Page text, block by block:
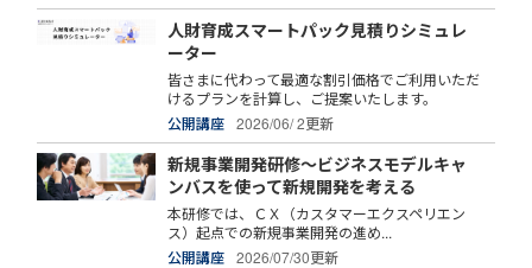
人財育成スマートパック見積りシミュレ
ーター
皆さまに代わって最適な割引価格でご利用いただ
けるプランを計算し、ご提案いたします。
公開講座
2026/06/ 2更新
新規事業開発研修～ビジネスモデルキャ
ンバスを使って新規開発を考える
本研修では、ＣＸ（カスタマーエクスペリエン
ス）起点での新規事業開発の進め...
公開講座
2026/07/30更新